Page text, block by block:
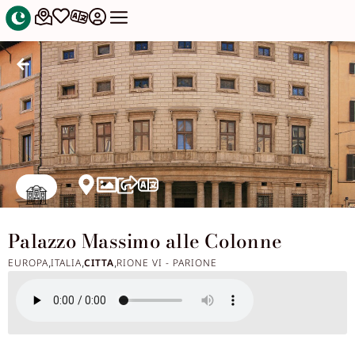
Palazzo Massimo alle Colonne
EUROPA,ITALIA,CITTA,RIONE VI - PARIONE